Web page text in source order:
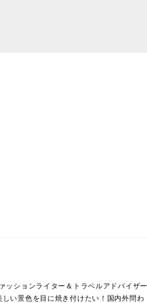
ッションライター＆トラベルアドバイザー
い景色を目に焼き付けたい！国内外問わ